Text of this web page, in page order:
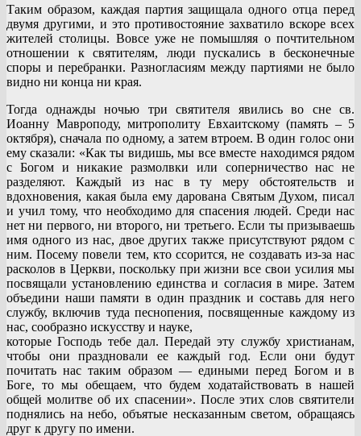
Таким образом, каждая партия защищала одного отца перед
двумя другими, и это противостояние захватило вскоре всех
жителей столицы. Вовсе уже не помышляя о почтительном
отношении к святителям, люди пускались в бесконечные
споры и перебранки. Разногласиям между партиями не было
видно ни конца ни края.
Тогда однажды ночью три святителя явились во сне св.
Иоанну Мавроподу, митрополиту Евхаитскому (память – 5
октября), сначала по одному, а затем втроем. В один голос они
ему сказали: «Как ты видишь, мы все вместе находимся рядом
с Богом и никакие размолвки или соперничество нас не
разделяют. Каждый из нас в ту меру обстоятельств и
вдохновения, какая была ему дарована Святым Духом, писал
и учил тому, что необходимо для спасения людей. Среди нас
нет ни первого, ни второго, ни третьего. Если ты призываешь
имя одного из нас, двое других также присутствуют рядом с
ним. Посему повели тем, кто ссорится, не создавать из-за нас
расколов в Церкви, поскольку при жизни все свои усилия мы
посвящали установлению единства и согласия в мире. Затем
объедини наши памяти в один праздник и составь для него
службу, включив туда песнопения, посвященные каждому из
нас, сообразно искусству и науке,
которые Господь тебе дал. Передай эту службу христианам,
чтобы они праздновали ее каждый год. Если они будут
почитать нас таким образом — едиными перед Богом и в
Боге, то мы обещаем, что будем ходатайствовать в нашей
общей молитве об их спасении». После этих слов святители
поднялись на небо, объятые несказанным светом, обращаясь
друг к другу по имени.